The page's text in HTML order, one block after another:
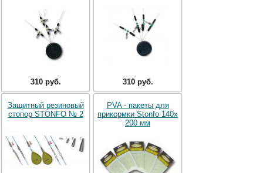
310 руб. 310 руб.
Защитный резиновый
стопор STONFO № 2
PVA - пакеты для
прикормки Stonfo 140х
200 мм